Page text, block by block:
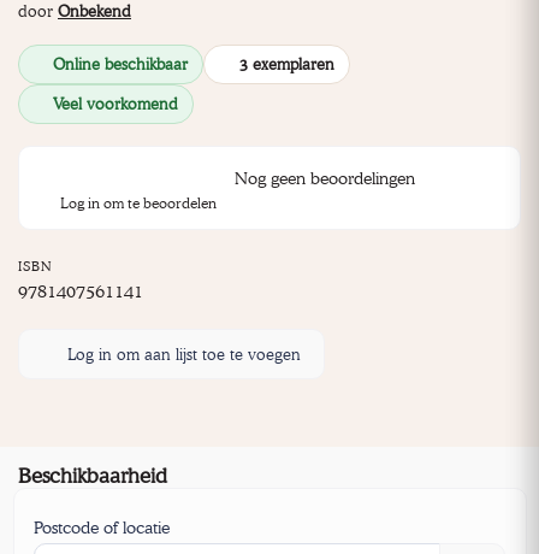
door Onbekend
Online beschikbaar 3 exemplaren
Veel voorkomend
Nog geen beoordelingen
Log in om te beoordelen
ISBN
9781407561141
Log in om aan lijst toe te voegen
Beschikbaarheid
Postcode of locatie